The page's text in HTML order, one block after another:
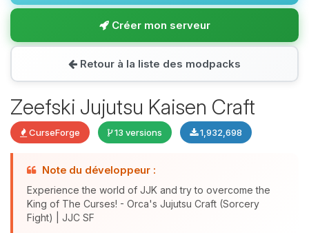
Créer mon serveur
Retour à la liste des modpacks
Zeefski Jujutsu Kaisen Craft
CurseForge 13 versions 1,932,698
Note du développeur :
Experience the world of JJK and try to overcome the
King of The Curses! - Orca's Jujutsu Craft (Sorcery
Fight) | JJC SF